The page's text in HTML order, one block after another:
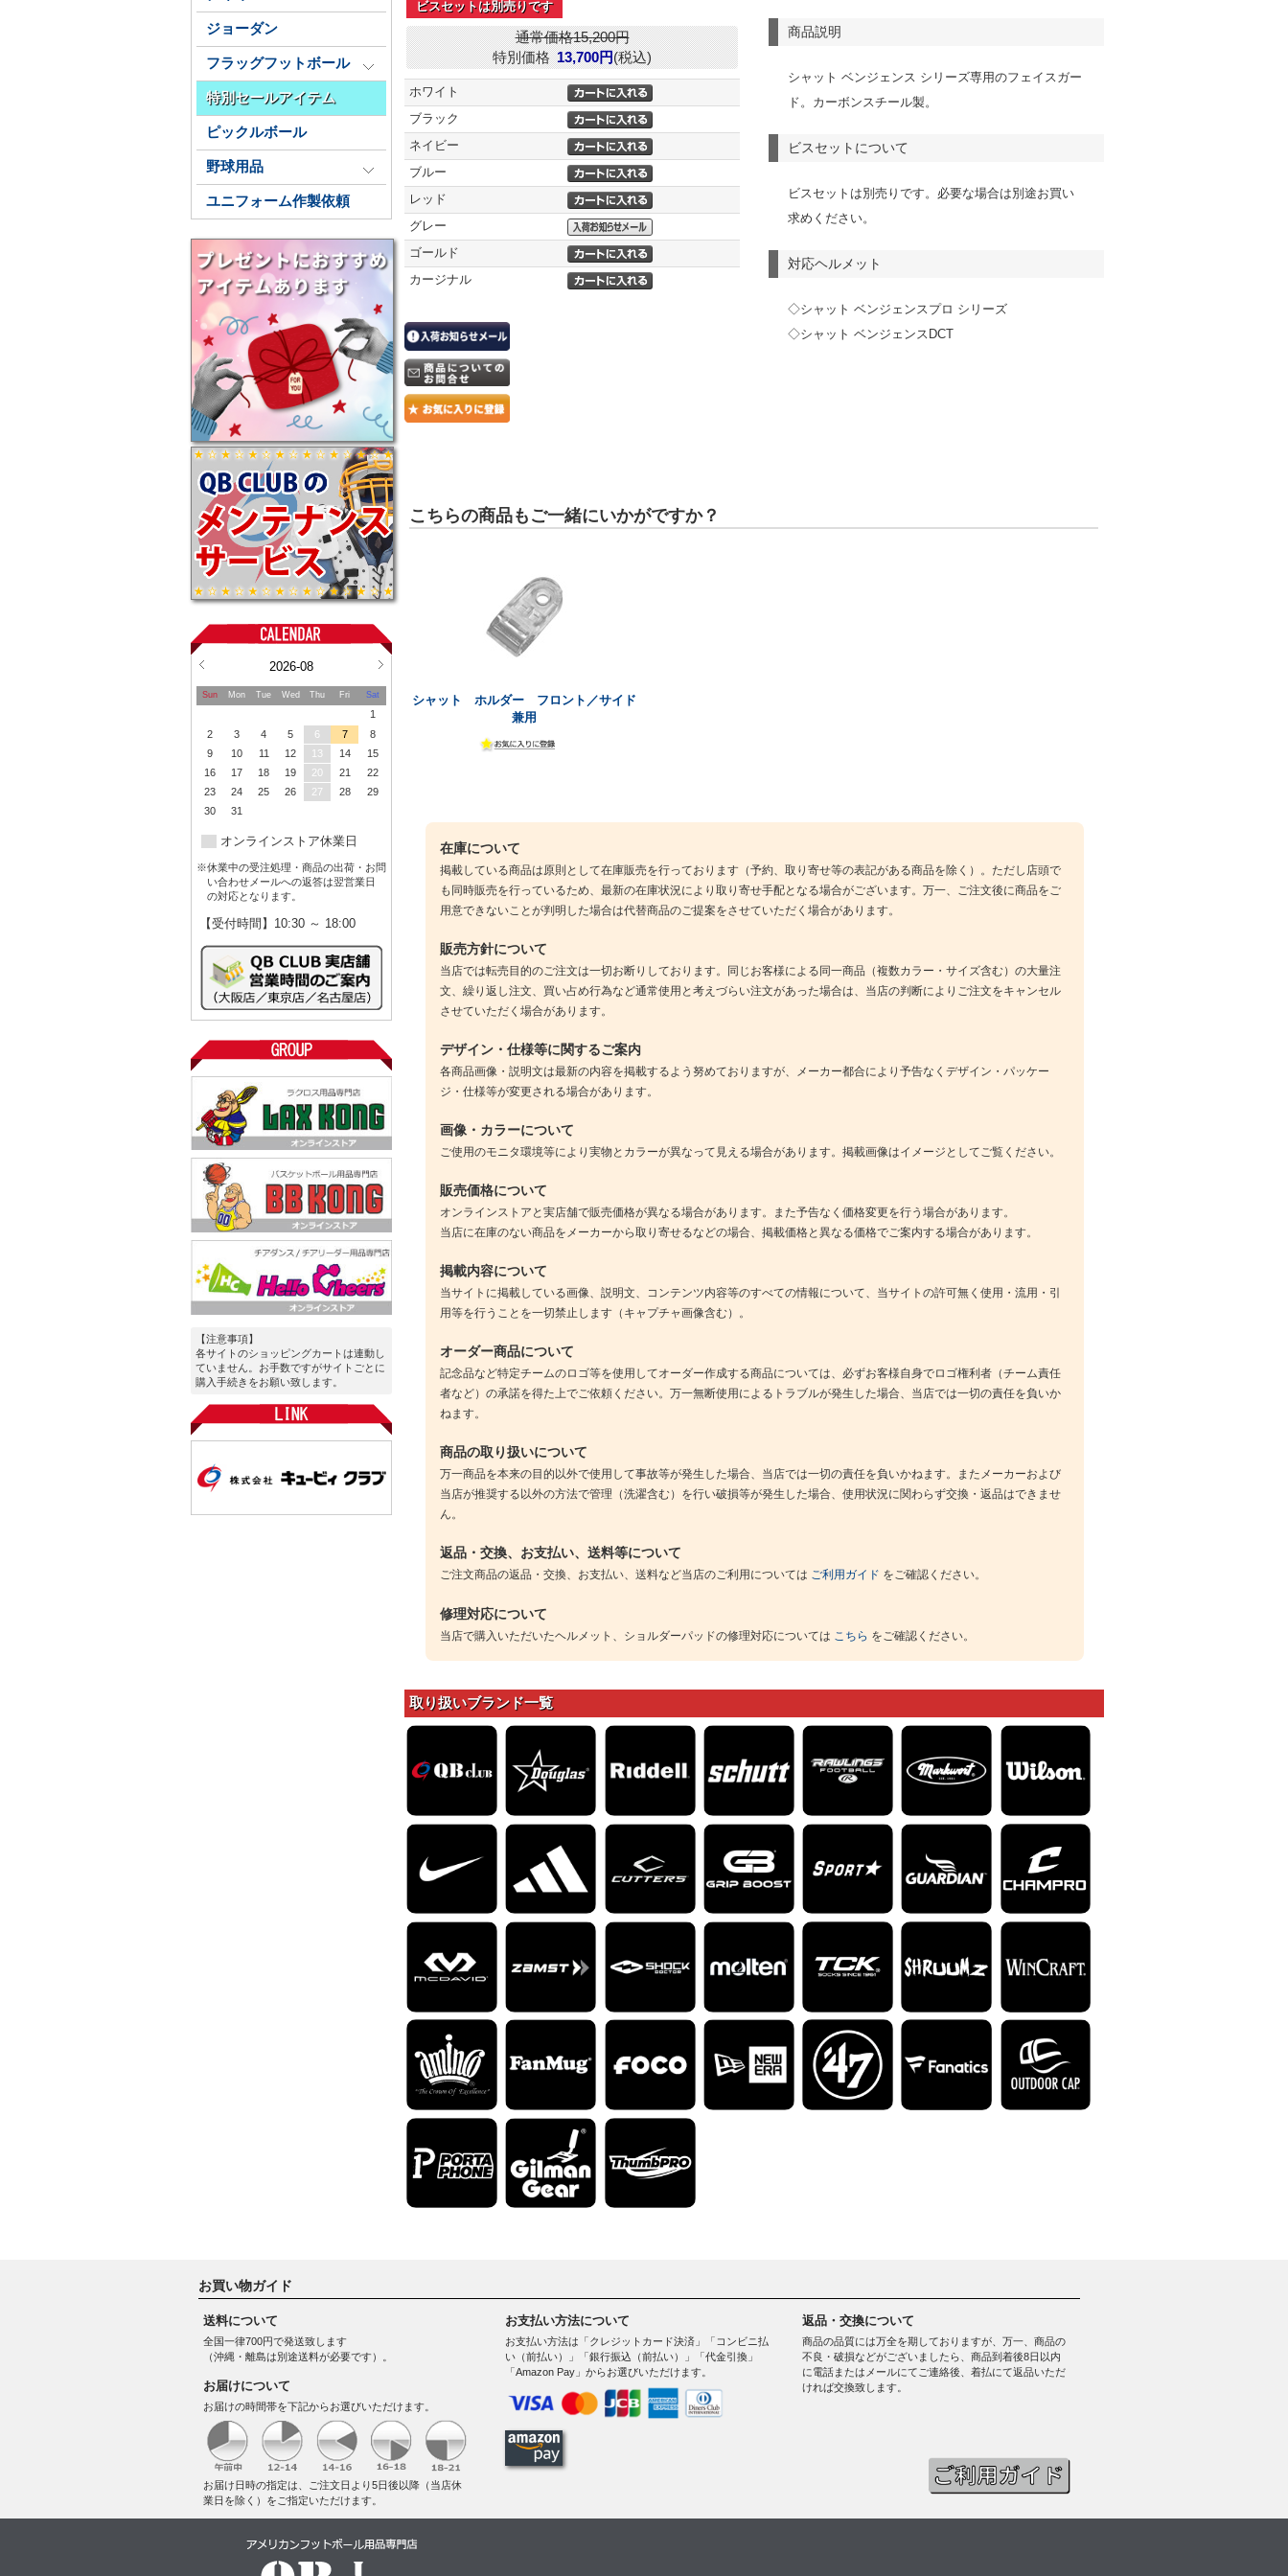
ジョーダン
フラッグフットボール
特別セールアイテム
ピックルボール
野球用品
ユニフォーム作製依頼
2026-08
Sun Mon Tue Wed Thu Fri Sat
1
2
3 4 5 6 7
8
9
10 11 12 13 14
15
16
17 18 19 20 21
22
23
24 25 26 27 28
29
30
31
オンラインストア休業日
※休業中の受注処理・商品の出荷・お問
い合わせメールへの返答は翌営業日
の対応となります。
【受付時間】10:30 ～ 18:00
【注意事項】
各サイトのショッピングカートは連動し
ていません。お手数ですがサイトごとに
購入手続きをお願い致します。
商品説明
シャット ベンジェンス シリーズ専用のフェイスガー
ド。カーボンスチール製。
ビスセットについて
ビスセットは別売りです。必要な場合は別途お買い
求めください。
対応ヘルメット
◇シャット ベンジェンスプロ シリーズ
◇シャット ベンジェンスDCT
ビスセットは別売りです
通常価格15,200円
特別価格 13,700円(税込)
ホワイト
ブラック
ネイビー
ブルー
レッド
グレー
ゴールド
カージナル
こちらの商品もご一緒にいかがですか？
シャット ホルダー フロント／サイド
兼用
在庫について
掲載している商品は原則として在庫販売を行っております（予約、取り寄せ等の表記がある商品を除く）。ただし店頭で
も同時販売を行っているため、最新の在庫状況により取り寄せ手配となる場合がございます。万一、ご注文後に商品をご
用意できないことが判明した場合は代替商品のご提案をさせていただく場合があります。
販売方針について
当店では転売目的のご注文は一切お断りしております。同じお客様による同一商品（複数カラー・サイズ含む）の大量注
文、繰り返し注文、買い占め行為など通常使用と考えづらい注文があった場合は、当店の判断によりご注文をキャンセル
させていただく場合があります。
デザイン・仕様等に関するご案内
各商品画像・説明文は最新の内容を掲載するよう努めておりますが、メーカー都合により予告なくデザイン・パッケー
ジ・仕様等が変更される場合があります。
画像・カラーについて
ご使用のモニタ環境等により実物とカラーが異なって見える場合があります。掲載画像はイメージとしてご覧ください。
販売価格について
オンラインストアと実店舗で販売価格が異なる場合があります。また予告なく価格変更を行う場合があります。
当店に在庫のない商品をメーカーから取り寄せるなどの場合、掲載価格と異なる価格でご案内する場合があります。
掲載内容について
当サイトに掲載している画像、説明文、コンテンツ内容等のすべての情報について、当サイトの許可無く使用・流用・引
用等を行うことを一切禁止します（キャプチャ画像含む）。
オーダー商品について
記念品など特定チームのロゴ等を使用してオーダー作成する商品については、必ずお客様自身でロゴ権利者（チーム責任
者など）の承諾を得た上でご依頼ください。万一無断使用によるトラブルが発生した場合、当店では一切の責任を負いか
ねます。
商品の取り扱いについて
万一商品を本来の目的以外で使用して事故等が発生した場合、当店では一切の責任を負いかねます。またメーカーおよび
当店が推奨する以外の方法で管理（洗濯含む）を行い破損等が発生した場合、使用状況に関わらず交換・返品はできませ
ん。
返品・交換、お支払い、送料等について
ご注文商品の返品・交換、お支払い、送料など当店のご利用については ご利用ガイド をご確認ください。
修理対応について
当店で購入いただいたヘルメット、ショルダーパッドの修理対応については こちら をご確認ください。
取り扱いブランド一覧
お買い物ガイド
送料について
全国一律700円で発送致します
（沖縄・離島は別途送料が必要です）。
お届けについて
お届けの時間帯を下記からお選びいただけます。
お届け日時の指定は、ご注文日より5日後以降（当店休
業日を除く）をご指定いただけます。
お支払い方法について
お支払い方法は「クレジットカード決済」「コンビニ払
い（前払い）」「銀行振込（前払い）」「代金引換」
「Amazon Pay」からお選びいただけます。
返品・交換について
商品の品質には万全を期しておりますが、万一、商品の
不良・破損などがございましたら、商品到着後8日以内
に電話またはメールにてご連絡後、着払にて返品いただ
ければ交換致します。